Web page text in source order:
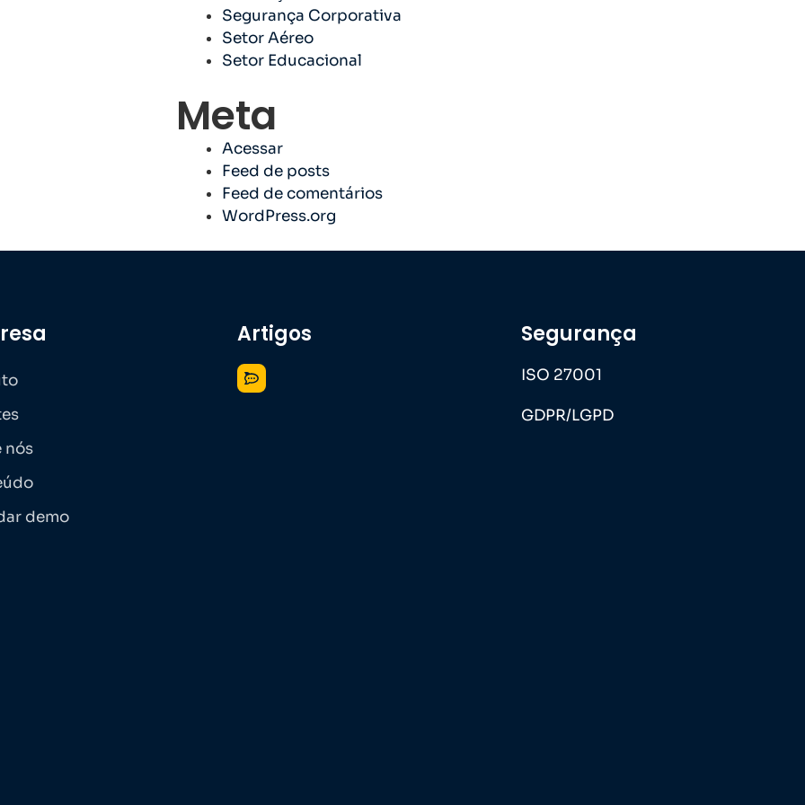
Segurança Corporativa
Setor Aéreo
Setor Educacional
Meta
Acessar
Feed de posts
Feed de comentários
WordPress.org
nós
demo
Artigos Segurança
ISO 27001
GDPR/LGPD